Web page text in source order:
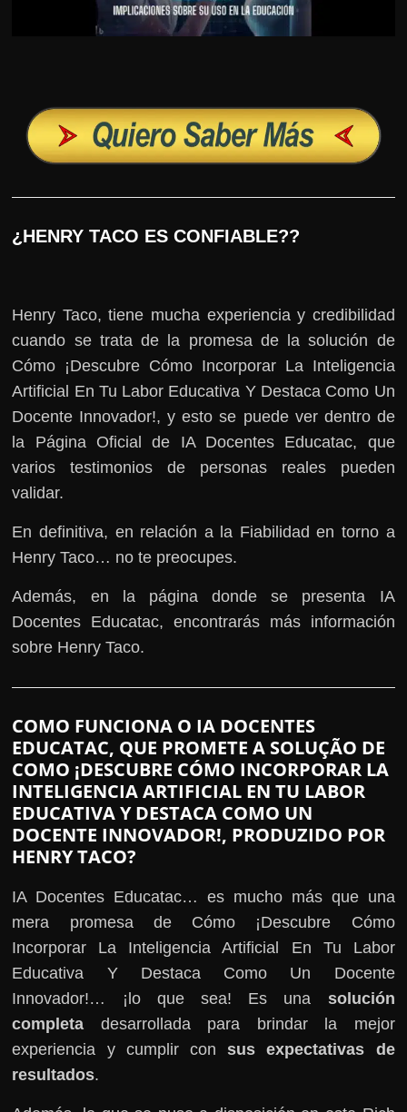
¿HENRY TACO ES CONFIABLE??
Henry Taco, tiene mucha experiencia y credibilidad
cuando se trata de la promesa de la solución de
Cómo ¡Descubre Cómo Incorporar La Inteligencia
Artificial En Tu Labor Educativa Y Destaca Como Un
Docente Innovador!, y esto se puede ver dentro de
la Página Oficial de IA Docentes Educatac, que
varios testimonios de personas reales pueden
validar.
En definitiva, en relación a la Fiabilidad en torno a
Henry Taco… no te preocupes.
Además, en la página donde se presenta IA
Docentes Educatac, encontrarás más información
sobre Henry Taco.
COMO FUNCIONA O IA DOCENTES
EDUCATAC, QUE PROMETE A SOLUÇÃO DE
COMO ¡DESCUBRE CÓMO INCORPORAR LA
INTELIGENCIA ARTIFICIAL EN TU LABOR
EDUCATIVA Y DESTACA COMO UN
DOCENTE INNOVADOR!, PRODUZIDO POR
HENRY TACO?
IA Docentes Educatac… es mucho más que una
mera promesa de Cómo ¡Descubre Cómo
Incorporar La Inteligencia Artificial En Tu Labor
Educativa Y Destaca Como Un Docente
Innovador!… ¡lo que sea! Es una solución
completa desarrollada para brindar la mejor
experiencia y cumplir consus expectativas de
resultados.